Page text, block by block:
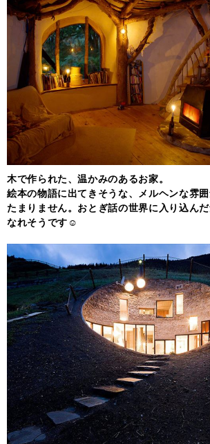
木で作られた、温かみのあるお家。
絵本の物語に出てきそうな、メルヘンな雰
たまりません。おとぎ話の世界に入り込ん
なれそうです☺